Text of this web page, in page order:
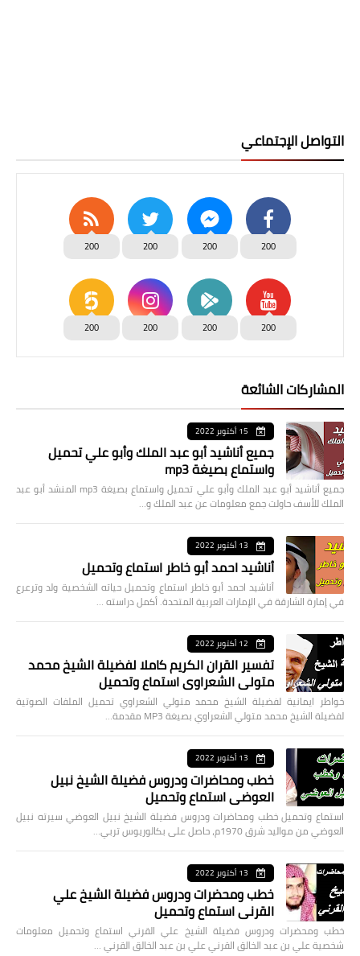
التواصل الإجتماعي
200
200
200
200
200
200
200
200
المشاركات الشائعة
15 أكتوبر 2022
جميع أناشيد أبو عبد الملك وأبو علي تحميل
واستماع بصيغة mp3
جميع أناشيد أبو عبد الملك وأبو علي تحميل واستماع بصيغة mp3 المنشد أبو عبد
الملك للأسف حاولت جمع معلومات عن عبد الملك و…
13 أكتوبر 2022
أناشيد احمد أبو خاطر استماع وتحميل
أناشيد احمد أبو خاطر استماع وتحميل حياته الشخصية ولد وترعرع
في إمارة الشارقة في الإمارات العربية المتحدة. أكمل دراسته …
12 أكتوبر 2022
تفسير القران الكريم كاملا لفضيلة الشيخ محمد
متولي الشعراوي استماع وتحميل
خواطر ايمانية لفضيلة الشيخ محمد متولي الشعراوي تحميل الملفات الصوتية
لفضيلة الشيخ محمد متولي الشعراوي بصيغة MP3 مقدمة…
13 أكتوبر 2022
خطب ومحاضرات ودروس فضيلة الشيخ نبيل
العوضي استماع وتحميل
استماع وتحميل خطب ومحاضرات ودروس فضيلة الشيخ نبيل العوضي سيرته نبيل
العوضي من مواليد شرق 1970م، حاصل على بكالوريوس تربي…
13 أكتوبر 2022
خطب ومحضرات ودروس فضيلة الشيخ علي
القرني استماع وتحميل
خطب ومحضرات ودروس فضيلة الشيخ علي القرني استماع وتحميل معلومات
شخصية علي بن عبد الخالق القرني علي بن عبد الخالق القرني …